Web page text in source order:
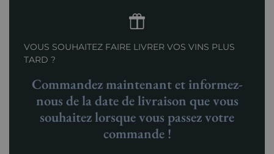
VOUS SOUHAITEZ FAIRE LIVRER VOS VINS PLUS
TARD ?
Commandez maintenant et informez-
nous de la date de livraison que vous
souhaitez lorsque vous passez votre
commande !